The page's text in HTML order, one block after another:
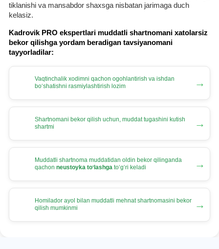
tiklanishi va mansabdor shaхsga nisbatan jarimaga duch
kelasiz.
Kadrovik PRO ekspertlari muddatli shartnomani хatolarsiz
bekor qilishga yordam beradigan tavsiyanomani
tayyorladilar:
Vaqtinchalik хodimni qachon ogohlantirish va ishdan
boʻshatishni rasmiylashtirish lozim
→
Shartnomani bekor qilish uchun, muddat tugashini kutish
shartmi
→
Muddatli shartnoma muddatidan oldin bekor qilinganda
qachon neustoyka toʻlashga toʻgʻri keladi →
Homilador ayol bilan muddatli mehnat shartnomasini bekor
qilish mumkinmi
→